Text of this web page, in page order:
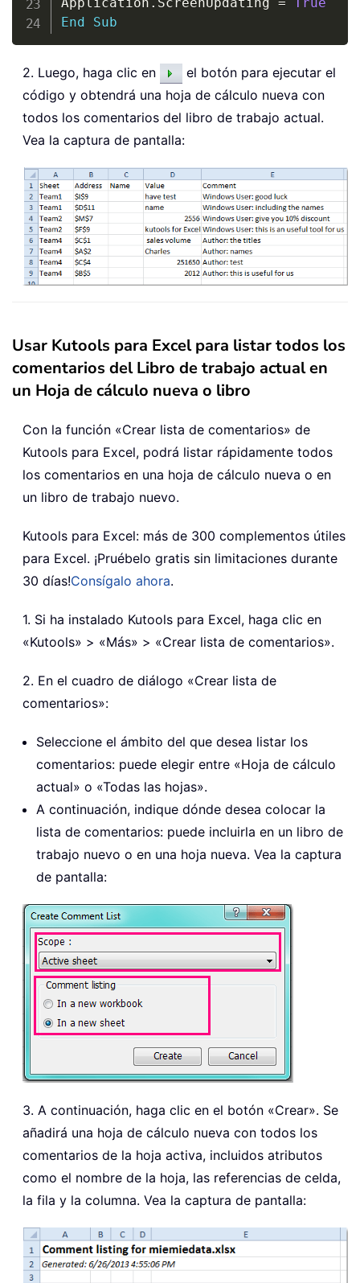
End
Sub
2. Luego, haga clic en
el botón para ejecutar el
código y obtendrá una hoja de cálculo nueva con
todos los comentarios del libro de trabajo actual.
Vea la captura de pantalla:
Usar Kutools para Excel para listar todos los
comentarios del Libro de trabajo actual en
un Hoja de cálculo nueva o libro
Con la función «Crear lista de comentarios» de
Kutools para Excel, podrá listar rápidamente todos
los comentarios en una hoja de cálculo nueva o en
un libro de trabajo nuevo.
Kutools para Excel: más de 300 complementos útiles
para Excel. ¡Pruébelo gratis sin limitaciones durante
30 días!Consígalo ahora.
1. Si ha instalado Kutools para Excel, haga clic en
«Kutools» > «Más» > «Crear lista de comentarios».
2. En el cuadro de diálogo «Crear lista de
comentarios»:
Seleccione el ámbito del que desea listar los
comentarios: puede elegir entre «Hoja de cálculo
actual» o «Todas las hojas».
A continuación, indique dónde desea colocar la
lista de comentarios: puede incluirla en un libro de
trabajo nuevo o en una hoja nueva. Vea la captura
de pantalla:
3. A continuación, haga clic en el botón «Crear». Se
añadirá una hoja de cálculo nueva con todos los
comentarios de la hoja activa, incluidos atributos
como el nombre de la hoja, las referencias de celda,
la fila y la columna. Vea la captura de pantalla: